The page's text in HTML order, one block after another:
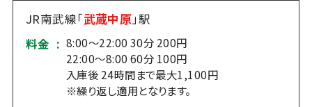
JR南武線「武蔵中原」駅
料金 : 8:00～22:00 30分 200円
22:00～8:00 60分 100円
入庫後 24時間まで最大1,100円
※繰り返し適用となります。